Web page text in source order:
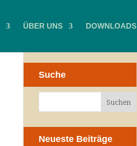
ÜBER UNS DOWNLOADS
Suche
Neueste Beiträge